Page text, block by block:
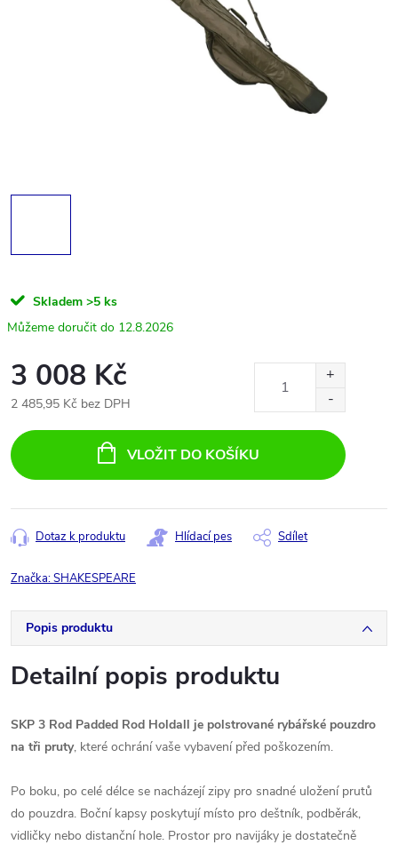
Skladem >5 ks
12.8.2026
3 008 Kč
2 485,95 Kč bez DPH
cena:
VLOŽIT DO KOŠÍKU
Dotaz k produktu Hlídací pes Sdílet
Značka:SHAKESPEARE
Popis produktu
Detailní popis produktu
SKP 3 Rod Padded Rod Holdall je polstrované rybářské pouzdro
na tři pruty, které ochrání vaše vybavení před poškozením.
Po boku, po celé délce se nacházejí zipy pro snadné uložení prutů
do pouzdra. Boční kapsy poskytují místo pro deštník, podběrák,
vidličky nebo distanční hole. Prostor pro navijáky je dostatečně